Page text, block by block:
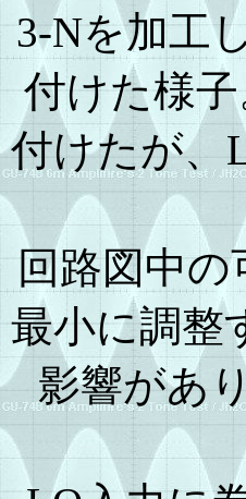
3-Nを加工
付けた様
付けたが、
回路図中
最小に調整
影響があ